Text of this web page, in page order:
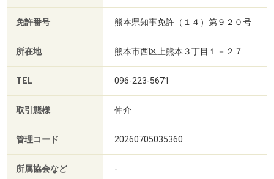
免許番号 熊本県知事免許（１４）第９２０号
所在地 熊本市西区上熊本３丁目１－２７
TEL 096-223-5671
取引態様 仲介
管理コード 20260705035360
所属協会など -